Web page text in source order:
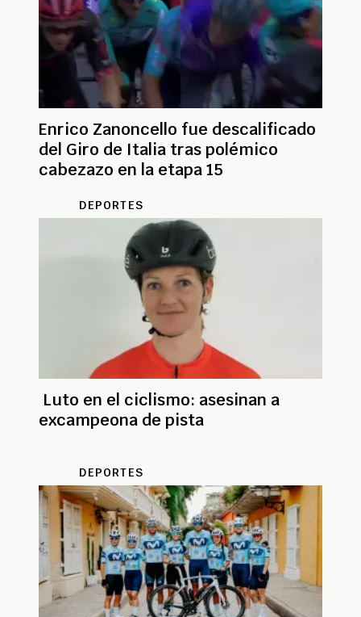
Enrico Zanoncello fue descalificado
del Giro de Italia tras polémico
cabezazo en la etapa 15
DEPORTES
Luto en el ciclismo: asesinan a
excampeona de pista
DEPORTES